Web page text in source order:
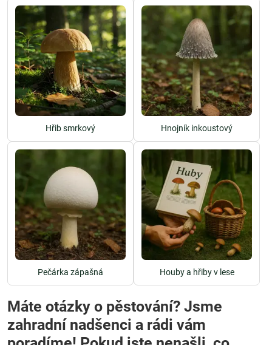
Hřib smrkový Hnojník inkoustový
Pečárka zápašná Houby a hřiby v lese
Máte otázky o pěstování? Jsme
zahradní nadšenci a rádi vám